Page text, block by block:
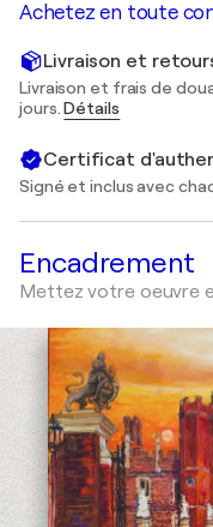
Achetez en toute
Livraison et
Livraison et frais de
jours.Détails
Certificat
Signé et inclus avec
Encadrement
Mettez votre oeuvre